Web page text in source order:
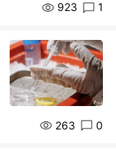
923 1
263 0